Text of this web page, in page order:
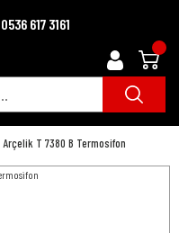
0536 617 3161
Arçelik T 7380 B Termosifon